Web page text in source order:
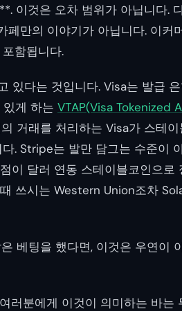
이것은 오차 범위가 아닙니다.
만의 이야기가 아닙니다. 이커
함됩니다.
있다는 것입니다. Visa는 발급
게 하는 VTAP(Visa Tokenized
거래를 처리하는 Visa가 스테
. Stripe는 발만 담그는 수준이
이 달러 연동 스테이블코인으로
쓰시는 Western Union조차
베팅을 했다면, 이것은 우연이
러분에게 이것이 의미하는 바는